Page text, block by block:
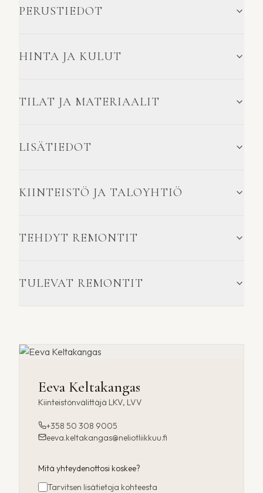
PERUSTIEDOT
HINTA JA KULUT
TILAT JA MATERIAALIT
LISÄTIEDOT
KIINTEISTÖ JA TALOYHTIÖ
TEHDYT REMONTIT
TULEVAT REMONTIT
Eeva Keltakangas
Kiinteistönvälittäjä LKV, LVV
+358 50 308 9005
eeva.keltakangas@neliotliikkuu.fi
Mitä yhteydenottosi koskee?
Tarvitsen lisätietoja kohteesta